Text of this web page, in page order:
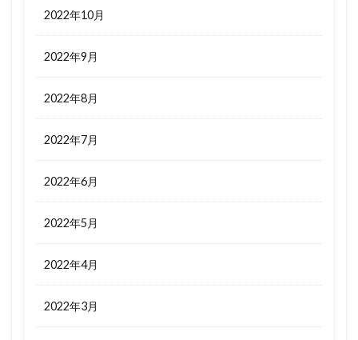
2022年10月
2022年9月
2022年8月
2022年7月
2022年6月
2022年5月
2022年4月
2022年3月